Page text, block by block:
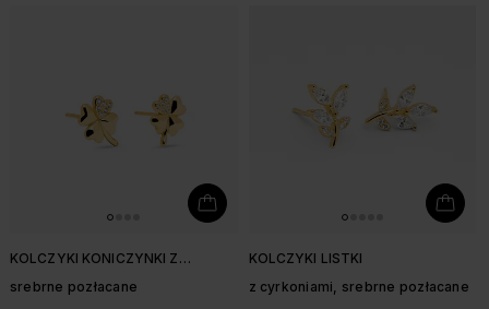
KOLCZYKI KONICZYNKI Z
srebrne pozłacane
KOLCZYKI LISTKI
z cyrkoniami, srebrne pozłacane